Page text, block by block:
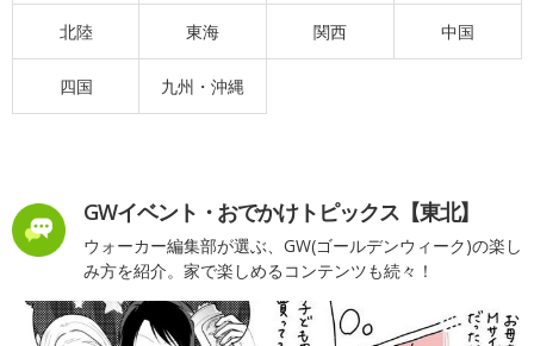
北陸 東海 関西 中国
四国 九州・沖縄
GWイベント・おでかけトピックス【東北】
ウォーカー編集部が選ぶ、GW(ゴールデンウィーク)の楽し
み方を紹介。家で楽しめるコンテンツも続々！